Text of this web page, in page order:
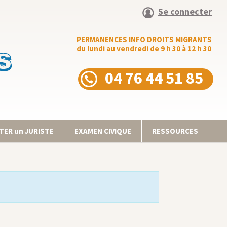
Se connecter
PERMANENCES INFO DROITS MIGRANTS
du lundi au vendredi de 9 h 30 à 12 h 30
04 76 44 51 85
un JURISTE EXAMEN CIVIQUE RESSOURCES